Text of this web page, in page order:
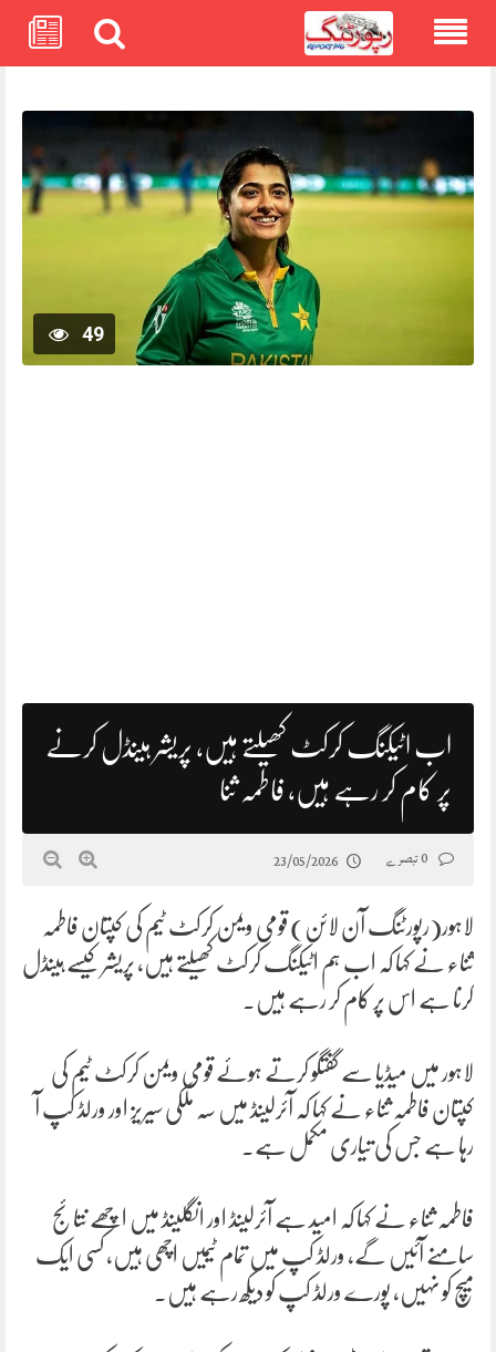
49
اب اٹیکنگ کرکٹ کھیلتے ہیں، پریشر ہینڈل کرنے
پر کام کر رہے ہیں، فاطمہ ثنا
23/05/2026
لاہور(رپورٹنگ آن لائن) قومی ویمن کرکٹ ٹیم کی کپتان فاطمہ
ثناء نے کہا کہ اب ہم اٹیکنگ کرکٹ کھیلتے ہیں، پریشر کیسے ہینڈل
کرنا ہے اس پر کام کر رہے ہیں۔
لاہور میں میڈیا سے گفتگو کرتے ہوئے قومی ویمن کرکٹ ٹیم کی
کپتان فاطمہ ثناء نے کہا کہ آئرلینڈ میں سہ ملکی سیریز اور ورلڈ کپ آ
رہا ہے جس کی تیاری مکمل ہے۔
فاطمہ ثناء نے کہا کہ امید ہے آئرلینڈ اور انگلینڈ میں اچھے نتائج
سامنے آئیں گے، ورلڈ کپ میں تمام ٹیمیں اچھی ہیں، کسی ایک
میچ کو نہیں، پورے ورلڈ کپ کو دیکھ رہے ہیں۔